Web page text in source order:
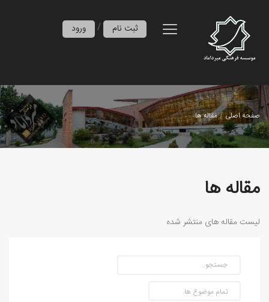
ورود / ثبت نام
صفحه اصلی مقاله ها
مقاله ها
لیست مقاله های منتشر شده